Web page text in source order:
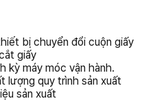
bị chuyển đổi cuộn giấy
giấy
kỳ máy móc vận hành.
lượng quy trình sản xuất
sản xuất